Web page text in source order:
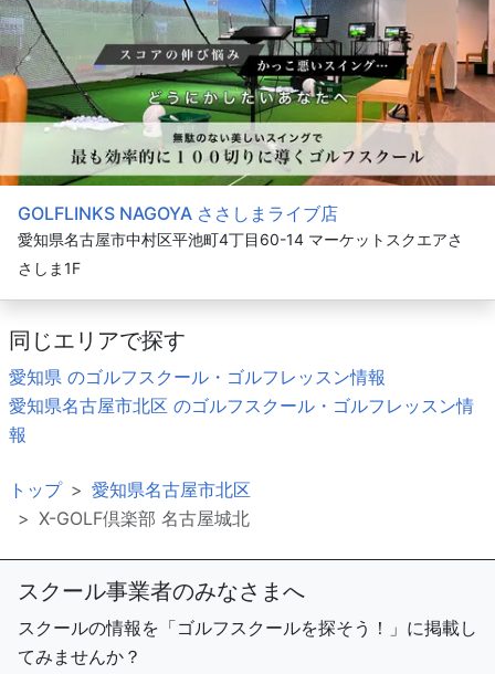
GOLFLINKS NAGOYA ささしまライブ店
愛知県名古屋市中村区平池町4丁目60-14 マーケットスクエアさ
さしま1F
同じエリアで探す
愛知県 のゴルフスクール・ゴルフレッスン情報
愛知県名古屋市北区 のゴルフスクール・ゴルフレッスン情
報
トップ
愛知県名古屋市北区
X-GOLF倶楽部 名古屋城北
スクール事業者のみなさまへ
スクールの情報を「ゴルフスクールを探そう！」に掲載し
てみませんか？